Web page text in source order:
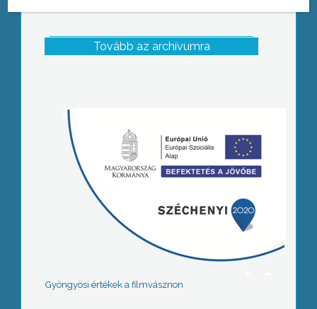
Tovább az archívumra
Gyöngyösi értékek a filmvásznon